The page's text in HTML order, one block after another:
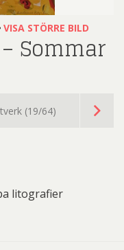
VISA STÖRRE BILD
Sommar
(19/64)
litografier